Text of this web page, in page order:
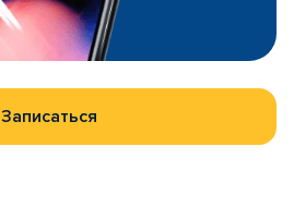
Записаться